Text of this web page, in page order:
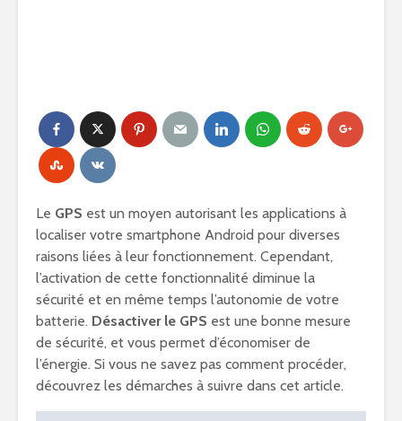
Le GPS est un moyen autorisant les applications à
localiser votre smartphone Android pour diverses
raisons liées à leur fonctionnement. Cependant,
l’activation de cette fonctionnalité diminue la
sécurité et en même temps l’autonomie de votre
batterie. Désactiver le GPS est une bonne mesure
de sécurité, et vous permet d’économiser de
l’énergie. Si vous ne savez pas comment procéder,
découvrez les démarches à suivre dans cet article.